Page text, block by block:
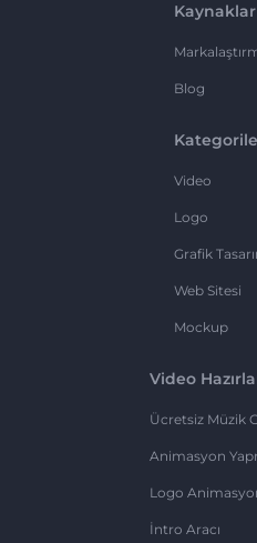
Kaynaklar
Blog
Video
Logo
Grafik
Web Sitesi
Mockup
Video
Ücretsiz Müzik
Animasyon
Logo
İntro Aracı